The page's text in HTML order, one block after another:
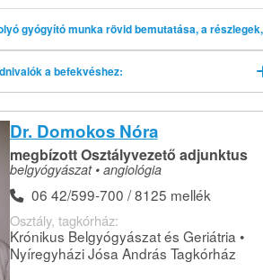
gyógyító munka rövid bemutatása, a részlegek,
a befekvéshez:
Dr. Domokos Nóra
megbízott Osztályvezető adjunktus
belgyógyászat • angiológia
06 42/599-700 / 8125 mellék
Osztály, tagkórház:
Krónikus Belgyógyászat és Geriátria •
Nyíregyházi Jósa András Tagkórház